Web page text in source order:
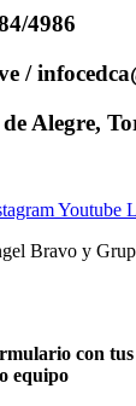
4986
/
Alegre,
Youtube
Bravo y
con
equipo